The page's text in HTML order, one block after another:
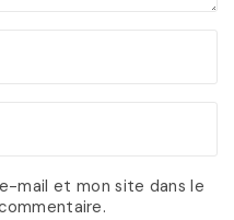
mail et mon site dans le